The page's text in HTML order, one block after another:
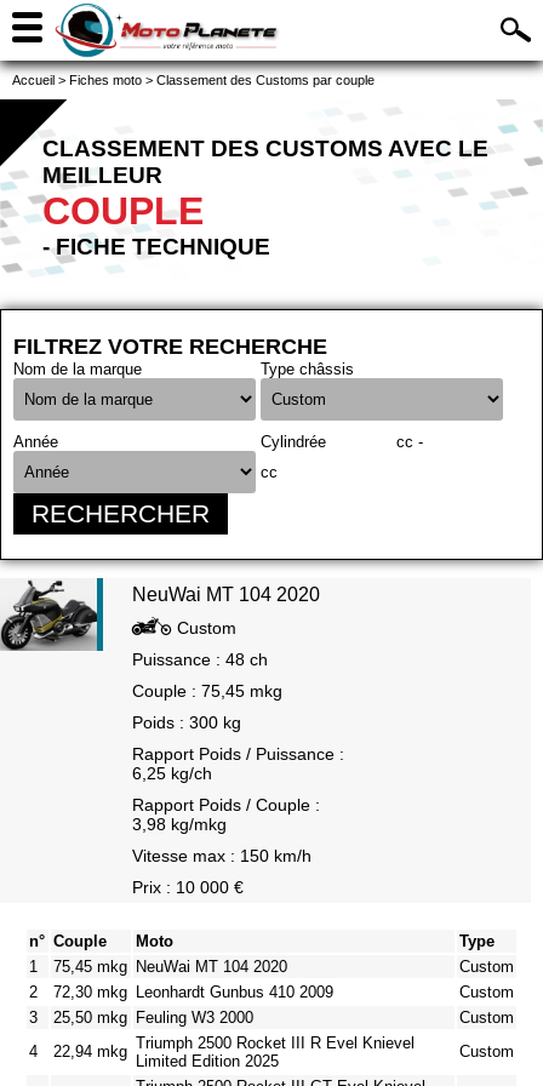
Accueil > Fiches moto > Classement des Customs par couple
CLASSEMENT DES CUSTOMS AVEC LE
MEILLEUR
COUPLE
- FICHE TECHNIQUE
FILTREZ VOTRE RECHERCHE
Nom de la marque Type châssis
Année Cylindrée
cc -
cc
RECHERCHER
NeuWai MT 104 2020
Custom
Puissance : 48 ch
Couple : 75,45 mkg
Poids : 300 kg
Rapport Poids / Puissance :
6,25 kg/ch
Rapport Poids / Couple :
3,98 kg/mkg
Vitesse max : 150 km/h
Prix : 10 000 €
n° Couple Moto
Type
1
75,45 mkg NeuWai MT 104 2020
Custom
2
72,30 mkg Leonhardt Gunbus 410 2009
Custom
3
25,50 mkg Feuling W3 2000
Custom
4
22,94 mkg Triumph 2500 Rocket III R Evel Knievel
Limited Edition 2025
Custom